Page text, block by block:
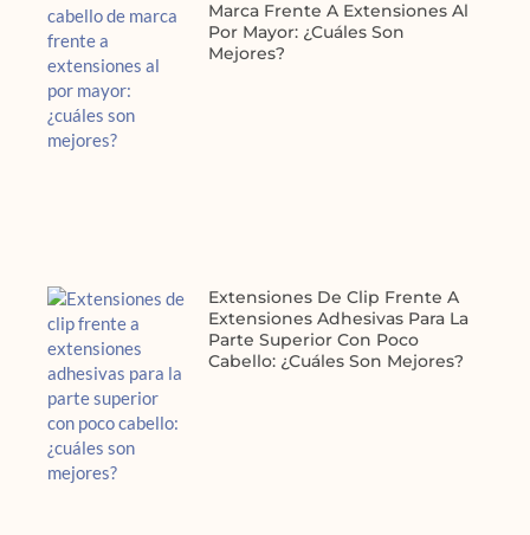
Marca Frente A Extensiones Al
Por Mayor: ¿cuáles Son
Mejores?
Extensiones De Clip Frente A
Extensiones Adhesivas Para La
Parte Superior Con Poco
Cabello: ¿cuáles Son Mejores?